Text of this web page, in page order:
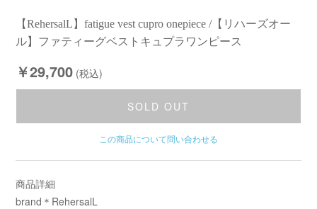
【RehersalL】fatigue vest cupro onepiece /【リハーズオー
ル】ファティーグベストキュプラワンピース
￥29,700 (税込)
SOLD OUT
この商品について問い合わせる
商品詳細
brand＊RehersalL